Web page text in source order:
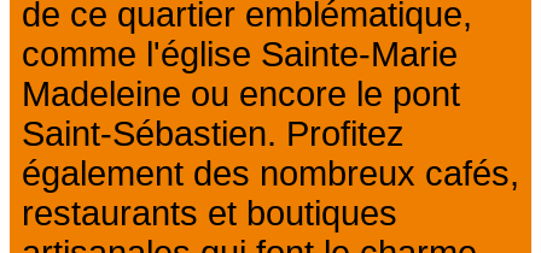
de ce quartier emblématique,
comme l'église Sainte-Marie
Madeleine ou encore le pont
Saint-Sébastien. Profitez
également des nombreux cafés,
restaurants et boutiques